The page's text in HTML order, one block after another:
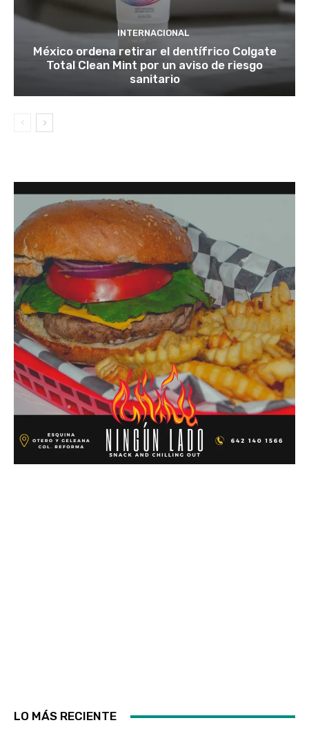
INTERNACIONAL
México ordena retirar el dentífrico Colgate
Total Clean Mint por un aviso de riesgo
sanitario
LO MÁS RECIENTE